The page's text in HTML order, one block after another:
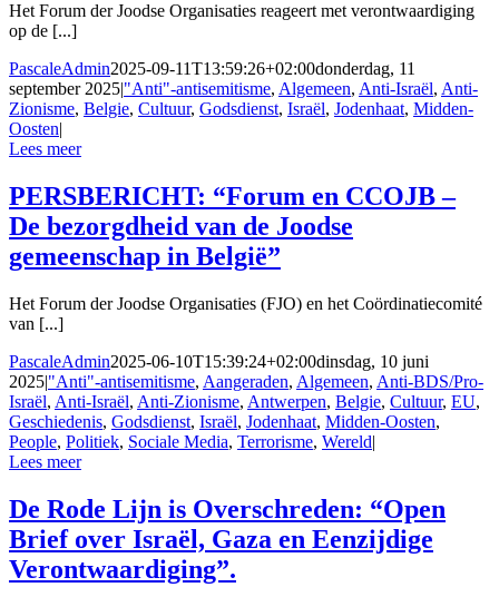
Het Forum der Joodse Organisaties reageert met verontwaardiging
op de [...]
PascaleAdmin2025-09-11T13:59:26+02:00donderdag, 11
september 2025|"Anti"-antisemitisme, Algemeen, Anti-Israël, Anti-
Zionisme, Belgie, Cultuur, Godsdienst, Israël, Jodenhaat, Midden-
Oosten|
Lees meer
PERSBERICHT: “Forum en CCOJB –
De bezorgdheid van de Joodse
gemeenschap in België”
Het Forum der Joodse Organisaties (FJO) en het Coördinatiecomité
van [...]
PascaleAdmin2025-06-10T15:39:24+02:00dinsdag, 10 juni
2025|"Anti"-antisemitisme, Aangeraden, Algemeen, Anti-BDS/Pro-
Israël, Anti-Israël, Anti-Zionisme, Antwerpen, Belgie, Cultuur, EU,
Geschiedenis, Godsdienst, Israël, Jodenhaat, Midden-Oosten,
People, Politiek, Sociale Media, Terrorisme, Wereld|
Lees meer
De Rode Lijn is Overschreden: “Open
Brief over Israël, Gaza en Eenzijdige
Verontwaardiging”.